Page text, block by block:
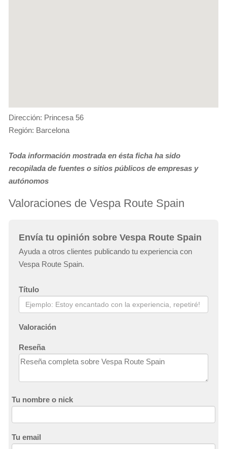
Dirección: Princesa 56
Región: Barcelona
Toda información mostrada en ésta ficha ha sido
recopilada de fuentes o sitios públicos de empresas y
autónomos
Valoraciones de Vespa Route Spain
Envía tu opinión sobre Vespa Route Spain
Ayuda a otros clientes publicando tu experiencia con
Vespa Route Spain.
Título
Valoración
Reseña
Tu nombre o nick
Tu email